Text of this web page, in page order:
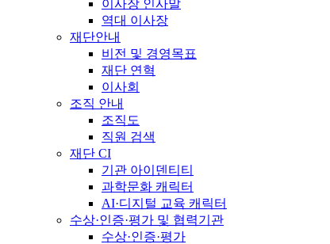
이사장 인사말
역대 이사장
재단안내
비전 및 경영목표
재단 연혁
이사회
조직 안내
조직도
직원 검색
재단 CI
기관 아이덴티티
과학문화 캐릭터
AI·디지털 교육 캐릭터
수상·인증·평가 및 협력기관
수상·인증·평가